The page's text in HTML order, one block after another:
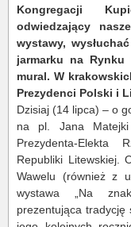
Kongregacji
odwiedzający
wystawy,
jarmarku na
mural. W
Prezydenci Polski i
Dzisiaj (14 lipca) – o
na pl. Jana Matejki
Prezydenta-Elekta
Republiki Litewskiej.
Wawelu (również z
wystawa „Na
prezentująca tradycję